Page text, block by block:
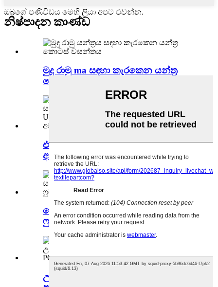
ඔබගේ පණිවිඩය මෙහි ලියා අපට එවන්න.
නිෂ්පාදන කාණ්ඩ
මුදු රාමු ma සඳහා කැරකෙන යන්ත්‍ර
කොටස් වසන්තය...
එම්බ්‍රොයිඩර් UN25009400GN
අධිවේගී ධාවක ස්ලයිඩරය...
හොඳ තත්ත්වයේ එම්බ්‍රොයිඩර් ප්‍රෙසර්
ෆුට් ඩ්‍රයිව් ස්ලිඩ්...
උසස් තත්ත්වයේ දරණ වානේ රන්වන්